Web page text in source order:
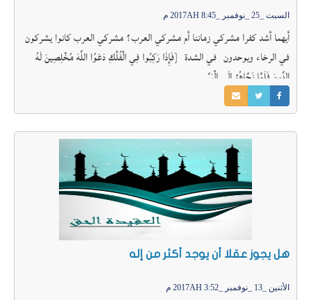
السبت _25 _نوفمبر _2017AH 8:45 م
أيهما أشد كفرا مشركي زماننا أم مشركي العرب؟ مشركي العرب كانوا يشركون
في الرخاء ويوحدون في الشدة {فَإِذَا رَكِبُوا فِي الْفُلْكِ دَعَوُا اللَّهَ مُخْلِصِينَ لَهُ
الدِّينَ فَلَمَّا نَجَّاهُمْ إِلَى الْبَرِّ
هل يجوز عقلا أن يوجد أكثر من إله
الأثنين _13 _نوفمبر _2017AH 3:52 م